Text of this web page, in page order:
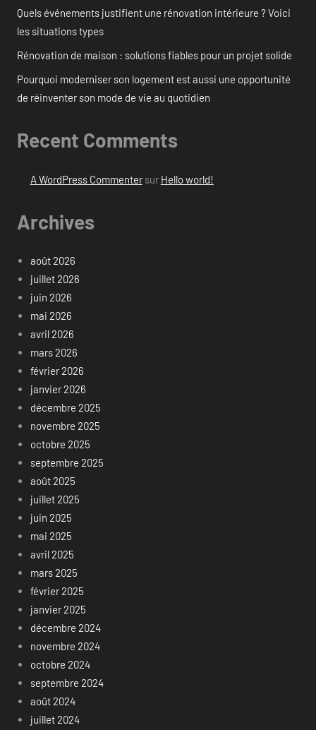
Quels événements justifient une rénovation intérieure ? Voici
les situations types
Rénovation de maison : solutions fiables pour un projet solide
Pourquoi moderniser son logement est aussi une opportunité
de réinventer son mode de vie au quotidien
Recent Comments
A WordPress Commentersur Hello world!
Archives
août 2026
juillet 2026
juin 2026
mai 2026
avril 2026
mars 2026
février 2026
janvier 2026
décembre 2025
novembre 2025
octobre 2025
septembre 2025
août 2025
juillet 2025
juin 2025
mai 2025
avril 2025
mars 2025
février 2025
janvier 2025
décembre 2024
novembre 2024
octobre 2024
septembre 2024
août 2024
juillet 2024